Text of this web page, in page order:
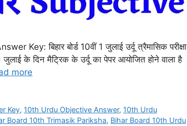
बिहार बोर्ड 10वीं 1 जुलाई उर्दू त्रैमासिक परीक्षा
के दिन मैट्रिक के उर्दू का पेपर आयोजित होने वाला है
more
Key, 10th Urdu Objective Answer, 10th Urdu
Board 10th Trimasik Pariksha, Bihar Board 10th Urdu